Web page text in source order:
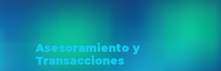
Asesoramiento y
Transacciones